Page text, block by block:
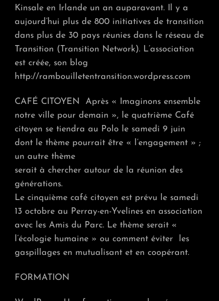
Kinsale en Irlande un an auparavant. Il y a
aujourd’hui plus de 800 initiatives de transition
dans plus de 30 pays réunies dans le réseau de
Transition (Transition Network). L’association
est créée, son blog
http://rambouilletentransition.wordpress.com
CAFÉ CITOYEN Après « Imaginons ensemble
notre ville pour demain », le quatrième Café
citoyen se tiendra au Polo le samedi 9 juin
dont le thème pourrait être « l’engagement » ;
un autre thème
serait à chercher autour de la réunion des
générations.
Le cinquième café citoyen est prévu le samedi
13 octobre au Perray-en-Yvelines en association
avec les Amis du Parc. Le thème serait «
l’écologie humaine » ou comment éviter les
gaspillages en mutualisant et en coopérant.
FORMATION